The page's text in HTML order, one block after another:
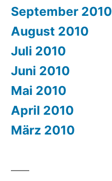
September 2010
August 2010
Juli 2010
Juni 2010
Mai 2010
April 2010
März 2010